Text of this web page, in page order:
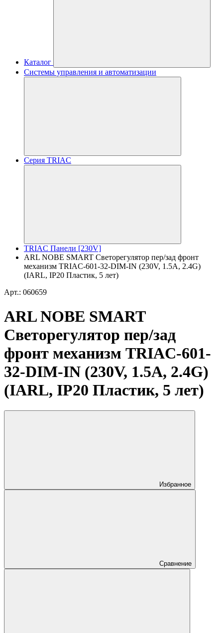
Каталог
Системы управления и автоматизации
Серия TRIAC
TRIAC Панели [230V]
ARL NOBE SMART Светорегулятор пер/зад фронт
механизм TRIAC-601-32-DIM-IN (230V, 1.5A, 2.4G)
(IARL, IP20 Пластик, 5 лет)
Арт.: 060659
ARL NOBE SMART
Светорегулятор пер/зад
фронт механизм TRIAC-601-
32-DIM-IN (230V, 1.5A, 2.4G)
(IARL, IP20 Пластик, 5 лет)
Избранное
Сравнение